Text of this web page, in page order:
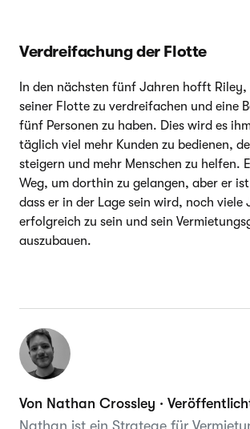
Verdreifachung der Flotte
In den nächsten fünf Jahren hofft Riley,
seiner Flotte zu verdreifachen und eine
fünf Personen zu haben. Dies wird es
täglich viel mehr Kunden zu bedienen,
steigern und mehr Menschen zu helfen.
Weg, um dorthin zu gelangen, aber er
dass er in der Lage sein wird, noch viele
erfolgreich zu sein und sein
auszubauen.
Von Nathan Crossley ·
Nathan ist ein Stratege für